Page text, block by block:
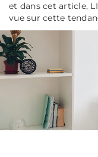
et dans cet article,
vue sur cette